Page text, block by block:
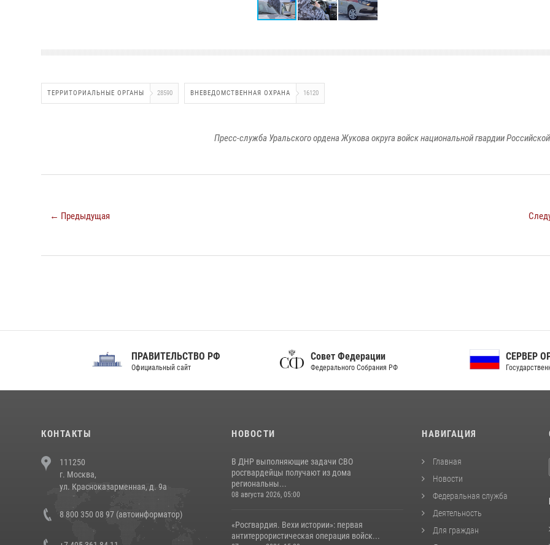
ТЕРРИТОРИАЛЬНЫЕ ОРГАНЫ 28590 ВНЕВЕДОМСТВЕННАЯ ОХРАНА 16120
Пресс-служба Уральского ордена Жукова округа войск национальной гвардии
← Предыдущая
ПРАВИТЕЛЬСТВО РФ
Официальный сайт
Совет Федерации
Федерального Собрания РФ
СЕРВЕР ОРГАНОВ
Государственной власти РФ
КОНТАКТЫ
111250
г. Москва,
ул. Красноказарменная, д. 9а
8 800 350 08 97 (автоинформатор)
НОВОСТИ
В ДНР выполняющие задачи СВО
росгвардейцы получают из дома
региональны...
08 августа 2026, 05:00
«Росгвардия. Вехи истории»: первая
антитеррористическая операция войск...
НАВИГАЦИЯ
Главная
Новости
Федеральная служба
Деятельность
Для граждан